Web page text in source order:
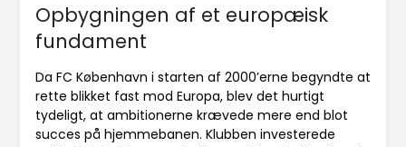
Opbygningen af et europæisk
fundament
Da FC København i starten af 2000’erne begyndte at
rette blikket fast mod Europa, blev det hurtigt
tydeligt, at ambitionerne krævede mere end blot
succes på hjemmebanen. Klubben investerede